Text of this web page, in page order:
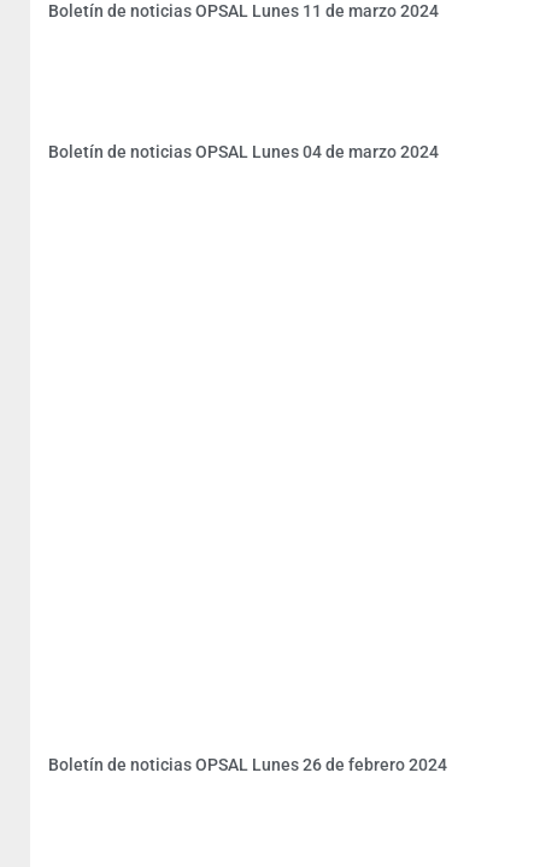
Boletín de noticias OPSAL Lunes 11 de marzo 2024
Boletín de noticias OPSAL Lunes 04 de marzo 2024
Boletín de noticias OPSAL Lunes 26 de febrero 2024